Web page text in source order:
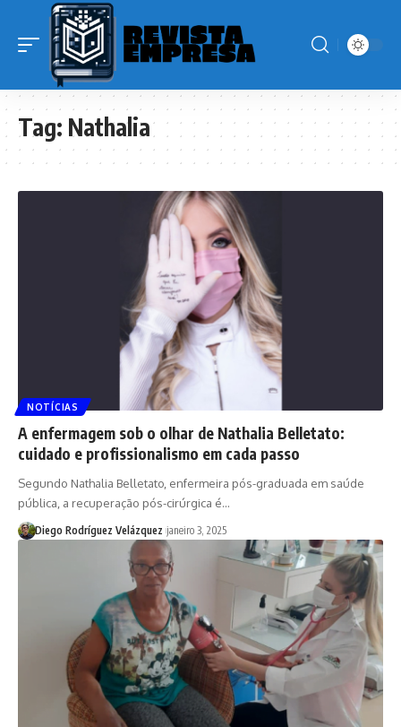
Tag: Nathalia
NOTÍCIAS
A enfermagem sob o olhar de Nathalia Belletato:
cuidado e profissionalismo em cada passo
Segundo Nathalia Belletato, enfermeira pós-graduada em saúde
pública, a recuperação pós-cirúrgica é…
Diego Rodríguez Velázquez janeiro 3, 2025